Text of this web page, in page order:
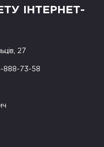
ІНТЕРНЕТ-
27
888-73-58